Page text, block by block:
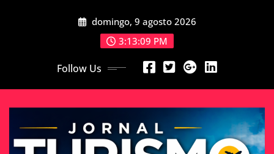
domingo, 9 agosto 2026
3:13:10 PM
Follow Us